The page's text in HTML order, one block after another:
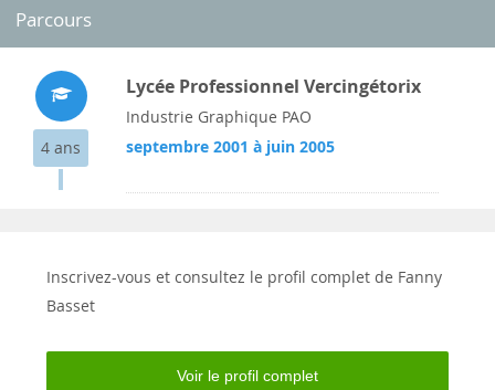
Parcours
4 ans
Lycée Professionnel Vercingétorix
Industrie Graphique PAO
septembre 2001 à juin 2005
Inscrivez-vous et consultez le profil complet de Fanny
Basset
Voir le profil complet